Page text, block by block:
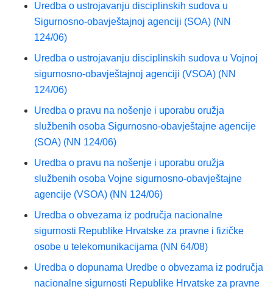
Uredba o ustrojavanju disciplinskih sudova u
Sigurnosno-obavještajnoj agenciji (SOA) (NN
124/06)
Uredba o ustrojavanju disciplinskih sudova u Vojnoj
sigurnosno-obavještajnoj agenciji (VSOA) (NN
124/06)
Uredba o pravu na nošenje i uporabu oružja
službenih osoba Sigurnosno-obavještajne agencije
(SOA) (NN 124/06)
Uredba o pravu na nošenje i uporabu oružja
službenih osoba Vojne sigurnosno-obavještajne
agencije (VSOA) (NN 124/06)
Uredba o obvezama iz područja nacionalne
sigurnosti Republike Hrvatske za pravne i fizičke
osobe u telekomunikacijama (NN 64/08)
Uredba o dopunama Uredbe o obvezama iz područja
nacionalne sigurnosti Republike Hrvatske za pravne